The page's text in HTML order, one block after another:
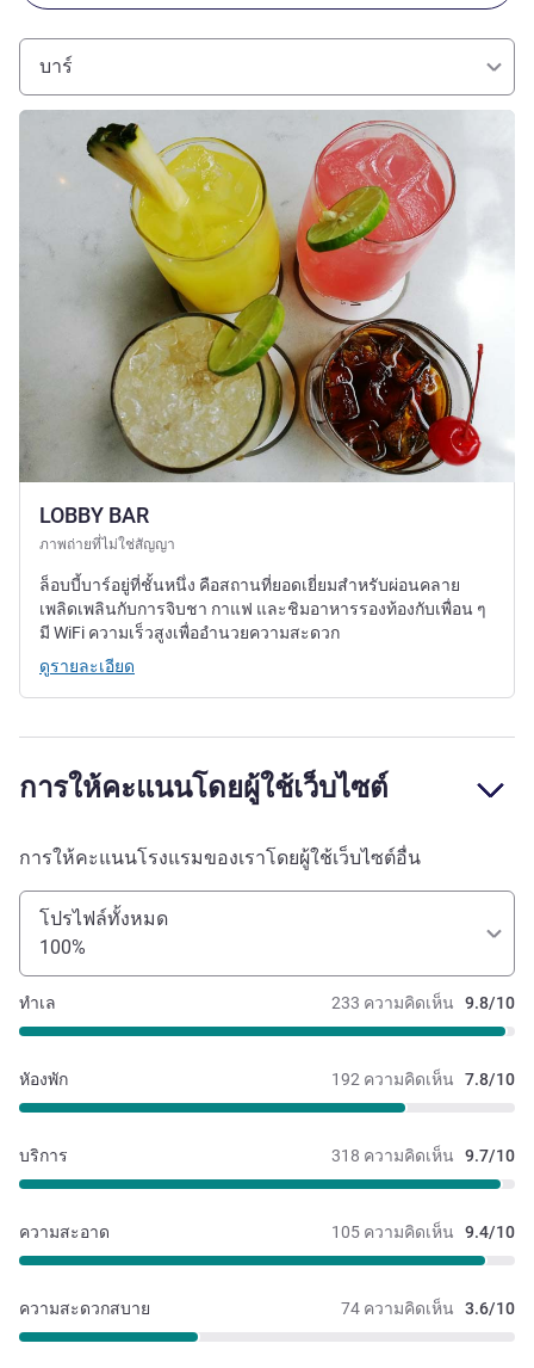
บาร์
LOBBY BAR
ภาพถ่ายที่ไม่ใช่สัญญา
ดูรายละเอียด
ล็อบบี้บาร์อยู่ที่ชั้นหนึ่ง คือสถานที่ยอดเยี่ยมสำหรับผ่อนคลาย
เพลิดเพลินกับการจิบชา กาแฟ และชิมอาหารรองท้องกับเพื่อน ๆ
มี WiFi ความเร็วสูงเพื่ออำนวยความสะดวก
ดูรายละเอียด
การให้คะแนนโดยผู้ใช้เว็บไซต์
การให้คะแนนโรงแรมของเราโดยผู้ใช้เว็บไซต์อื่น
โปรไฟล์ทั้งหมด
100%
233 ความคิดเห็น 9.8/10
ทำเล
192 ความคิดเห็น 7.8/10
หัองพัก
318 ความคิดเห็น 9.7/10
บริการ
105 ความคิดเห็น 9.4/10
ความสะอาด
74 ความคิดเห็น 3.6/10
ความสะดวกสบาย